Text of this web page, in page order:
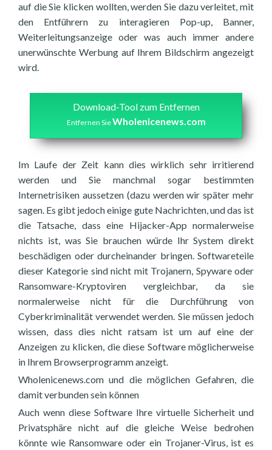
auf die Sie klicken wollten, werden Sie dazu verleitet, mit
den Entführern zu interagieren Pop-up, Banner,
Weiterleitungsanzeige oder was auch immer andere
unerwünschte Werbung auf Ihrem Bildschirm angezeigt
wird.
Download-Tool zum Entfernen
Entfernen SieWholenicenews.com
Im Laufe der Zeit kann dies wirklich sehr irritierend
werden und Sie manchmal sogar bestimmten
Internetrisiken aussetzen (dazu werden wir später mehr
sagen. Es gibt jedoch einige gute Nachrichten, und das ist
die Tatsache, dass eine Hijacker-App normalerweise
nichts ist, was Sie brauchen würde Ihr System direkt
beschädigen oder durcheinander bringen. Softwareteile
dieser Kategorie sind nicht mit Trojanern, Spyware oder
Ransomware-Kryptoviren vergleichbar, da sie
normalerweise nicht für die Durchführung von
Cyberkriminalität verwendet werden. Sie müssen jedoch
wissen, dass dies nicht ratsam ist um auf eine der
Anzeigen zu klicken, die diese Software möglicherweise
in Ihrem Browserprogramm anzeigt.
Wholenicenews.com und die möglichen Gefahren, die
damit verbunden sein können
Auch wenn diese Software Ihre virtuelle Sicherheit und
Privatsphäre nicht auf die gleiche Weise bedrohen
könnte wie Ransomware oder ein Trojaner-Virus, ist es